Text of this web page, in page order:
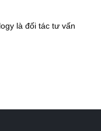
là đối tác tư vấn